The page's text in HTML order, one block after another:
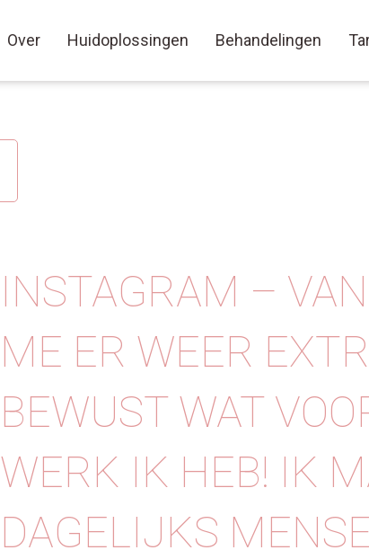
Over Huidoplossingen Behandelingen
INSTAGRAM –
ME ER WEER
BEWUST WAT
WERK IK HEB! IK
DAGELIJKS